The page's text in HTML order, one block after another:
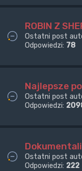
ROBIN Z
Ostatni post
Odpowiedzi: 78
Najlepsze
Ostatni post
Odpowiedzi:
Ostatni post
Odpowiedzi: 222